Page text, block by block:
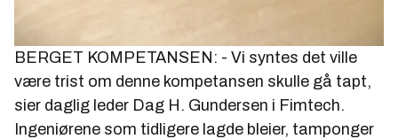
BERGET KOMPETANSEN: - Vi syntes det ville
være trist om denne kompetansen skulle gå tapt,
sier daglig leder Dag H. Gundersen i Fimtech.
Ingeniørene som tidligere lagde bleier, tamponger